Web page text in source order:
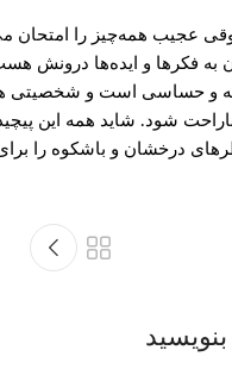
عجیب همه‌چیز را امتحان
به فکرها و ایده‌ها درونش
و حساسی است و شخصیتی
شود. شاید همه این
درخشان و باشکوه را برای